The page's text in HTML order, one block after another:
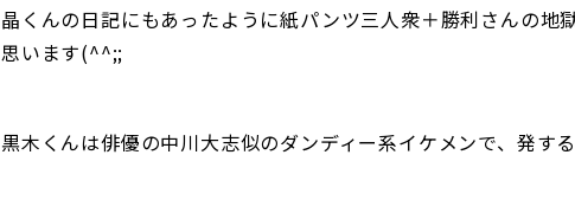
晶くんの日記にもあったように紙パンツ三人衆＋勝利さんの地
思います(^^;;
黒木くんは俳優の中川大志似のダンディー系イケメンで、発す